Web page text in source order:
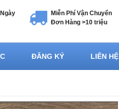
Miễn Phí Vận Chuyển
Đơn Hàng >10 triệu
ĐĂNG KÝ LIÊN HỆ